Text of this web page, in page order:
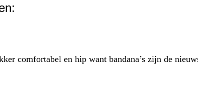
comfortabel en hip want bandana’s zijn de